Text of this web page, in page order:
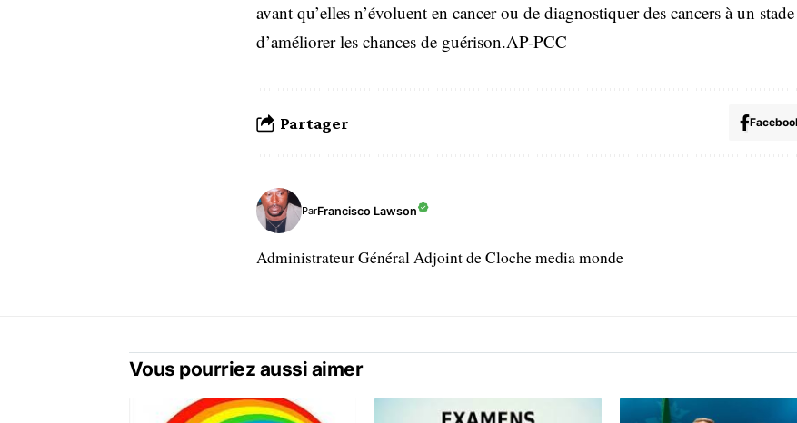
avant qu’elles n’évoluent en cancer ou de diagnostiquer des cancers à un
d’améliorer les chances de guérison.AP-PCC
Partager
ParFrancisco Lawson
Administrateur Général Adjoint de Cloche media monde
Vous pourriez aussi aimer